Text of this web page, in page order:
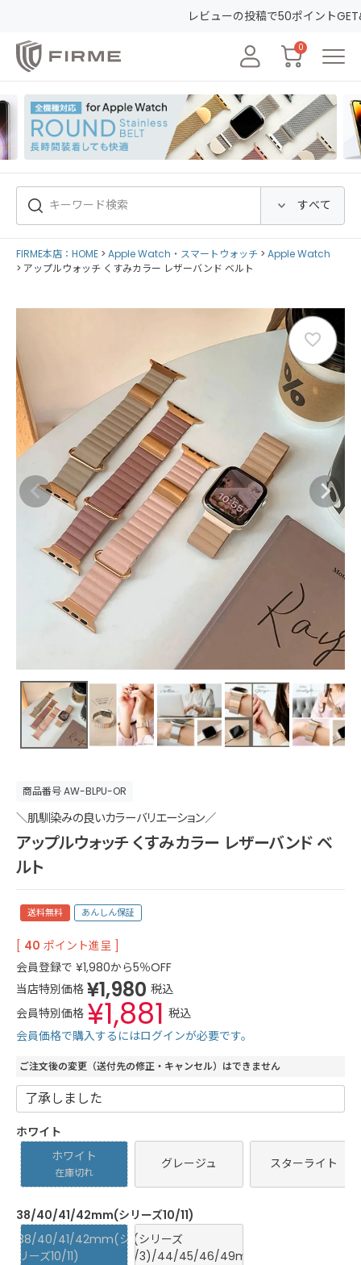
ビューの投稿で50ポイントGET&30日間安心保証！会員登録して初
0
FIRME本店：HOME Apple Watch・スマートウォッチ
Apple Watch
アップルウォッチ くすみカラー レザーバンド ベルト
商品番号AW-BLPU-OR
＼肌馴染みの良いカラーバリエーション／
アップルウォッチ くすみカラー レザーバンド ベ
ルト
送料無料 あんしん保証
[ 40 ポイント進呈 ]
会員登録で ¥1,980から5％OFF
当店特別価格 ¥1,980 税込
会員特別価格 ¥1,881 税込
会員価格で購入するにはログインが必要です。
ご注文後の変更（送付先の修正・キャンセル）はできません
ホワイト
ホワイト
在庫切れ
グレージュ スターライト
38/40/41/42mm(シリーズ10/11)
38/40/41/42mm(シ
リーズ10/11)
42(シリーズ
1/2/3)/44/45/46/49mm